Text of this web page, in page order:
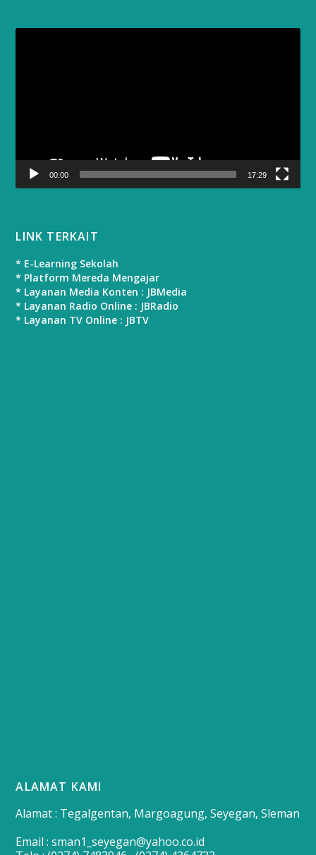
00:00 17:29
LINK TERKAIT
* E-Learning Sekolah
* Platform Mereda Mengajar
* Layanan Media Konten : JBMedia
* Layanan Radio Online : JBRadio
* Layanan TV Online : JBTV
ALAMAT KAMI
Alamat : Tegalgentan, Margoagung, Seyegan, Sleman
Email : sman1_seyegan@yahoo.co.id